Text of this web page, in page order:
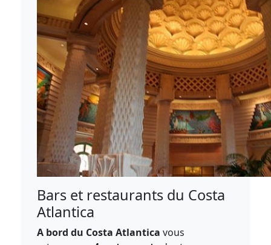
Bars et restaurants du Costa
Atlantica
A bord du Costa Atlantica vous